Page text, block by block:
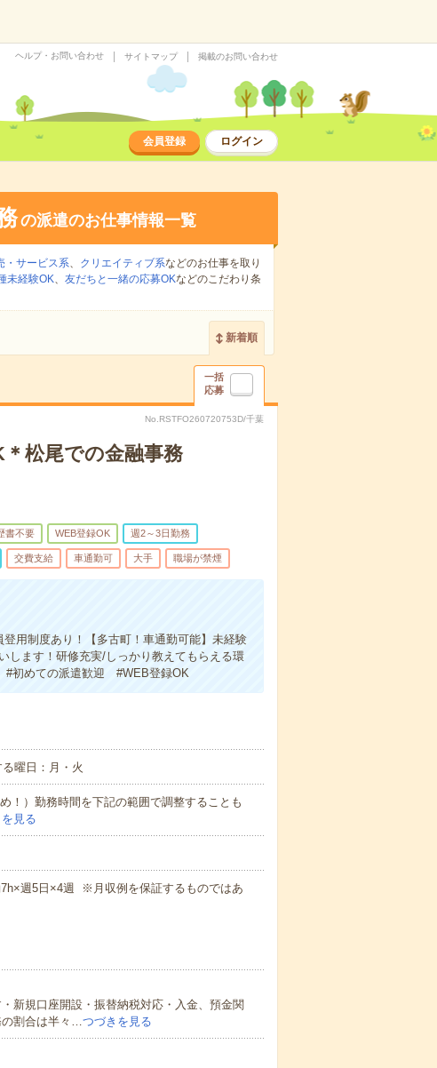
ヘルプ・お問い合わせ サイトマップ 掲載のお問い合わせ
会員登録 ログイン
の派遣のお仕事情報一覧
・サービス系、 クリエイティブ系などのお仕事を取り
未経験OK、 友だちと一緒の応募OKなどのこだわり条
新着順
一括
応募
No.RSTFO260720753D/千葉
松尾での金融事務
書不要 WEB登録OK 週2～3日勤務
交費支給 車通勤可 大手 職場が禁煙
用制度あり！【多古町！車通勤可能】未経験
します！研修充実/しっかり教えてもらえる環
#初めての派遣歓迎 #WEB登録OK
曜日：月・火
！）勤務時間を下記の範囲で調整することも
見る
週5日×4週 ※月収例を保証するものではあ
新規口座開設・振替納税対応・入金、預金関
の割合は半々…つづきを見る